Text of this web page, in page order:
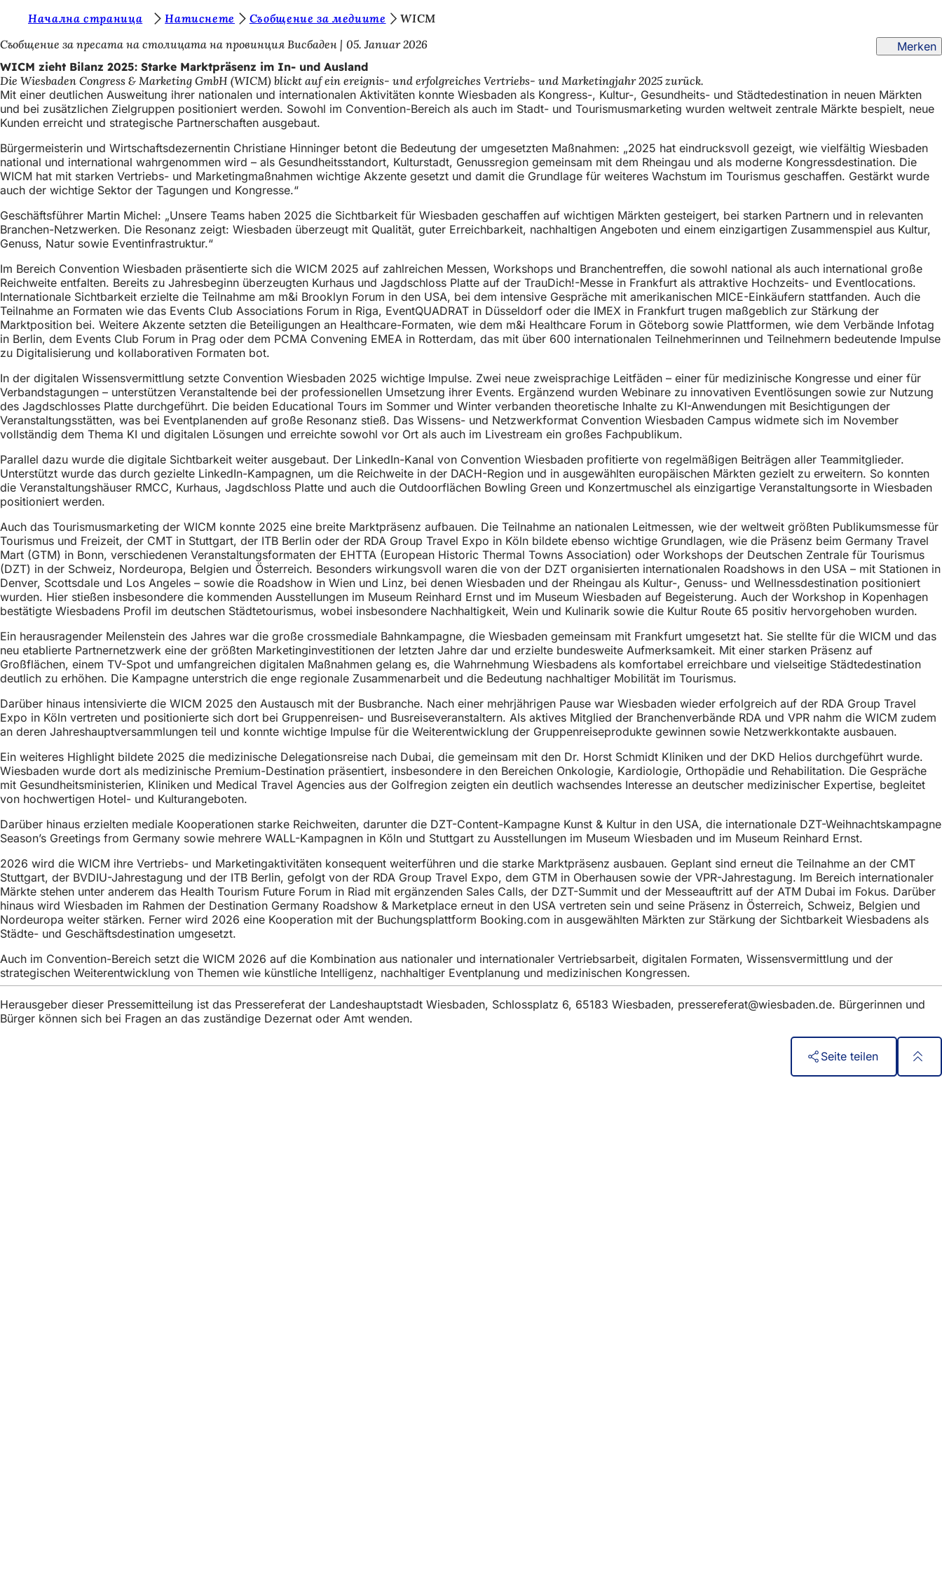
Inhalt anspringen
i
e
b
e
f
i
n
d
e
n
s
i
c
h
h
i
e
r
:
Начална страница Натиснете Съобщение за медиите
WICM
Съобщение за пресата на столицата на провинция Висбаден
05. Januar 2026
Merken
WICM zieht Bilanz 2025: Starke Marktpräsenz im In- und Ausland
Die Wiesbaden Congress & Marketing GmbH (WICM) blickt auf ein ereignis- und erfolgreiches Vertriebs- und Marketingjahr 2025 zurück.
Mit einer deutlichen Ausweitung ihrer nationalen und internationalen Aktivitäten konnte Wiesbaden als Kongress-, Kultur-, Gesundheits- und Städtedestination in neuen Märkten
und bei zusätzlichen Zielgruppen positioniert werden. Sowohl im Convention-Bereich als auch im Stadt- und Tourismusmarketing wurden weltweit zentrale Märkte bespielt, neue
Kunden erreicht und strategische Partnerschaften ausgebaut.
Bürgermeisterin und Wirtschaftsdezernentin Christiane Hinninger betont die Bedeutung der umgesetzten Maßnahmen: „2025 hat eindrucksvoll gezeigt, wie vielfältig Wiesbaden
national und international wahrgenommen wird – als Gesundheitsstandort, Kulturstadt, Genussregion gemeinsam mit dem Rheingau und als moderne Kongressdestination. Die
WICM hat mit starken Vertriebs- und Marketingmaßnahmen wichtige Akzente gesetzt und damit die Grundlage für weiteres Wachstum im Tourismus geschaffen. Gestärkt wurde
auch der wichtige Sektor der Tagungen und Kongresse.“
Geschäftsführer Martin Michel: „Unsere Teams haben 2025 die Sichtbarkeit für Wiesbaden geschaffen auf wichtigen Märkten gesteigert, bei starken Partnern und in relevanten
Branchen-Netzwerken. Die Resonanz zeigt: Wiesbaden überzeugt mit Qualität, guter Erreichbarkeit, nachhaltigen Angeboten und einem einzigartigen Zusammenspiel aus Kultur,
Genuss, Natur sowie Eventinfrastruktur.“
Im Bereich Convention Wiesbaden präsentierte sich die WICM 2025 auf zahlreichen Messen, Workshops und Branchentreffen, die sowohl national als auch international große
Reichweite entfalten. Bereits zu Jahresbeginn überzeugten Kurhaus und Jagdschloss Platte auf der TrauDich!-Messe in Frankfurt als attraktive Hochzeits- und Eventlocations.
Internationale Sichtbarkeit erzielte die Teilnahme am m&i Brooklyn Forum in den USA, bei dem intensive Gespräche mit amerikanischen MICE-Einkäufern stattfanden. Auch die
Teilnahme an Formaten wie das Events Club Associations Forum in Riga, EventQUADRAT in Düsseldorf oder die IMEX in Frankfurt trugen maßgeblich zur Stärkung der
Marktposition bei. Weitere Akzente setzten die Beteiligungen an Healthcare-Formaten, wie dem m&i Healthcare Forum in Göteborg sowie Plattformen, wie dem Verbände Infotag
in Berlin, dem Events Club Forum in Prag oder dem PCMA Convening EMEA in Rotterdam, das mit über 600 internationalen Teilnehmerinnen und Teilnehmern bedeutende Impulse
zu Digitalisierung und kollaborativen Formaten bot.
In der digitalen Wissensvermittlung setzte Convention Wiesbaden 2025 wichtige Impulse. Zwei neue zweisprachige Leitfäden – einer für medizinische Kongresse und einer für
Verbandstagungen – unterstützen Veranstaltende bei der professionellen Umsetzung ihrer Events. Ergänzend wurden Webinare zu innovativen Eventlösungen sowie zur Nutzung
des Jagdschlosses Platte durchgeführt. Die beiden Educational Tours im Sommer und Winter verbanden theoretische Inhalte zu KI-Anwendungen mit Besichtigungen der
Veranstaltungsstätten, was bei Eventplanenden auf große Resonanz stieß. Das Wissens- und Netzwerkformat Convention Wiesbaden Campus widmete sich im November
vollständig dem Thema KI und digitalen Lösungen und erreichte sowohl vor Ort als auch im Livestream ein großes Fachpublikum.
Parallel dazu wurde die digitale Sichtbarkeit weiter ausgebaut. Der LinkedIn-Kanal von Convention Wiesbaden profitierte von regelmäßigen Beiträgen aller Teammitglieder.
Unterstützt wurde das durch gezielte LinkedIn-Kampagnen, um die Reichweite in der DACH-Region und in ausgewählten europäischen Märkten gezielt zu erweitern. So konnten
die Veranstaltungshäuser RMCC, Kurhaus, Jagdschloss Platte und auch die Outdoorflächen Bowling Green und Konzertmuschel als einzigartige Veranstaltungsorte in Wiesbaden
positioniert werden.
Auch das Tourismusmarketing der WICM konnte 2025 eine breite Marktpräsenz aufbauen. Die Teilnahme an nationalen Leitmessen, wie der weltweit größten Publikumsmesse für
Tourismus und Freizeit, der CMT in Stuttgart, der ITB Berlin oder der RDA Group Travel Expo in Köln bildete ebenso wichtige Grundlagen, wie die Präsenz beim Germany Travel
Mart (GTM) in Bonn, verschiedenen Veranstaltungsformaten der EHTTA (European Historic Thermal Towns Association) oder Workshops der Deutschen Zentrale für Tourismus
(DZT) in der Schweiz, Nordeuropa, Belgien und Österreich. Besonders wirkungsvoll waren die von der DZT organisierten internationalen Roadshows in den USA – mit Stationen in
Denver, Scottsdale und Los Angeles – sowie die Roadshow in Wien und Linz, bei denen Wiesbaden und der Rheingau als Kultur-, Genuss- und Wellnessdestination positioniert
wurden. Hier stießen insbesondere die kommenden Ausstellungen im Museum Reinhard Ernst und im Museum Wiesbaden auf Begeisterung. Auch der Workshop in Kopenhagen
bestätigte Wiesbadens Profil im deutschen Städtetourismus, wobei insbesondere Nachhaltigkeit, Wein und Kulinarik sowie die Kultur Route 65 positiv hervorgehoben wurden.
Ein herausragender Meilenstein des Jahres war die große crossmediale Bahnkampagne, die Wiesbaden gemeinsam mit Frankfurt umgesetzt hat. Sie stellte für die WICM und das
neu etablierte Partnernetzwerk eine der größten Marketinginvestitionen der letzten Jahre dar und erzielte bundesweite Aufmerksamkeit. Mit einer starken Präsenz auf
Großflächen, einem TV-Spot und umfangreichen digitalen Maßnahmen gelang es, die Wahrnehmung Wiesbadens als komfortabel erreichbare und vielseitige Städtedestination
deutlich zu erhöhen. Die Kampagne unterstrich die enge regionale Zusammenarbeit und die Bedeutung nachhaltiger Mobilität im Tourismus.
Darüber hinaus intensivierte die WICM 2025 den Austausch mit der Busbranche. Nach einer mehrjährigen Pause war Wiesbaden wieder erfolgreich auf der RDA Group Travel
Expo in Köln vertreten und positionierte sich dort bei Gruppenreisen- und Busreiseveranstaltern. Als aktives Mitglied der Branchenverbände RDA und VPR nahm die WICM zudem
an deren Jahreshauptversammlungen teil und konnte wichtige Impulse für die Weiterentwicklung der Gruppenreiseprodukte gewinnen sowie Netzwerkkontakte ausbauen.
Ein weiteres Highlight bildete 2025 die medizinische Delegationsreise nach Dubai, die gemeinsam mit den Dr. Horst Schmidt Kliniken und der DKD Helios durchgeführt wurde.
Wiesbaden wurde dort als medizinische Premium-Destination präsentiert, insbesondere in den Bereichen Onkologie, Kardiologie, Orthopädie und Rehabilitation. Die Gespräche
mit Gesundheitsministerien, Kliniken und Medical Travel Agencies aus der Golfregion zeigten ein deutlich wachsendes Interesse an deutscher medizinischer Expertise, begleitet
von hochwertigen Hotel- und Kulturangeboten.
Darüber hinaus erzielten mediale Kooperationen starke Reichweiten, darunter die DZT-Content-Kampagne Kunst & Kultur in den USA, die internationale DZT-Weihnachtskampagne
Season’s Greetings from Germany sowie mehrere WALL-Kampagnen in Köln und Stuttgart zu Ausstellungen im Museum Wiesbaden und im Museum Reinhard Ernst.
2026 wird die WICM ihre Vertriebs- und Marketingaktivitäten konsequent weiterführen und die starke Marktpräsenz ausbauen. Geplant sind erneut die Teilnahme an der CMT
Stuttgart, der BVDIU-Jahrestagung und der ITB Berlin, gefolgt von der RDA Group Travel Expo, dem GTM in Oberhausen sowie der VPR-Jahrestagung. Im Bereich internationaler
Märkte stehen unter anderem das Health Tourism Future Forum in Riad mit ergänzenden Sales Calls, der DZT-Summit und der Messeauftritt auf der ATM Dubai im Fokus. Darüber
hinaus wird Wiesbaden im Rahmen der Destination Germany Roadshow & Marketplace erneut in den USA vertreten sein und seine Präsenz in Österreich, Schweiz, Belgien und
Nordeuropa weiter stärken. Ferner wird 2026 eine Kooperation mit der Buchungsplattform Booking.com in ausgewählten Märkten zur Stärkung der Sichtbarkeit Wiesbadens als
Städte- und Geschäftsdestination umgesetzt.
Auch im Convention-Bereich setzt die WICM 2026 auf die Kombination aus nationaler und internationaler Vertriebsarbeit, digitalen Formaten, Wissensvermittlung und der
strategischen Weiterentwicklung von Themen wie künstliche Intelligenz, nachhaltiger Eventplanung und medizinischen Kongressen.
Herausgeber dieser Pressemitteilung ist das Pressereferat der Landeshauptstadt Wiesbaden, Schlossplatz 6, 65183 Wiesbaden, pressereferat wiesbaden de. Bürgerinnen und
Bürger können sich bei Fragen an das zuständige Dezernat oder Amt wenden.
Seite teilen